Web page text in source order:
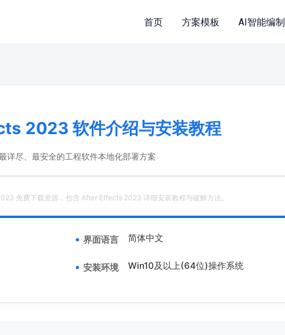
首页 方案模板 AI智能编制
2023 软件介绍与安装教程
详尽、最安全的工程软件本地化部署方案
免费下载资源，包含 After Effects 2023 详细安装教程与破解方法。
界面语言 简体中文
安装环境 Win10及以上(64位)操作系统